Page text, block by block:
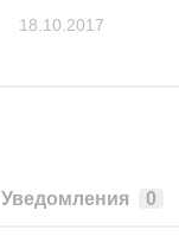
18.10.2017
Уведомления 0